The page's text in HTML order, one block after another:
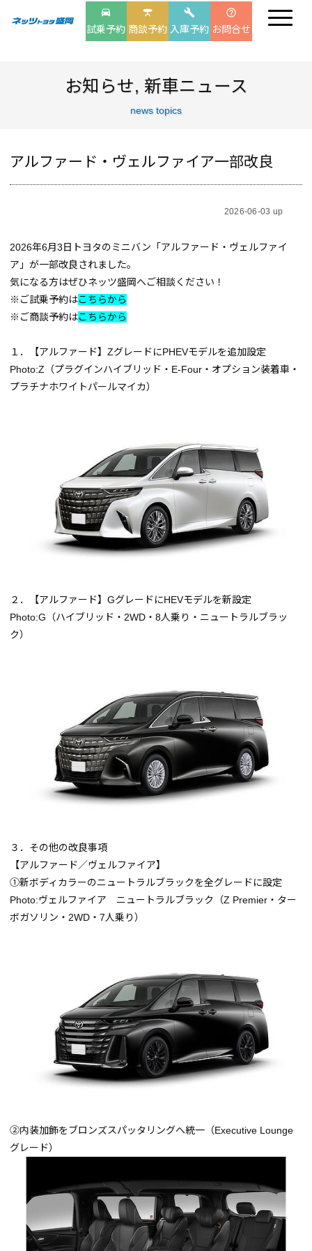
drive_eta
試乗予約
table_bar
商談予約
build
入庫予約
help_outline
お問合せ
お知らせ, 新車ニュース
news topics
アルファード・ヴェルファイア一部改良
2026-06-03 up
2026年6月3日トヨタのミニバン「アルファード・ヴェルファイ
ア」が一部改良されました。
気になる方はぜひネッツ盛岡へご相談ください！
※ご試乗予約はこちらから
※ご商談予約はこちらから
１．【アルファード】ZグレードにPHEVモデルを追加設定
Photo:Z （プラグインハイブリッド・E-Four・オプション装着車・
プラチナホワイトパールマイカ）
２．【アルファード】GグレードにHEVモデルを新設定
Photo:G （ハイブリッド・2WD・8人乗り・ニュートラルブラッ
ク）
３．その他の改良事項
【アルファード／ヴェルファイア】
➀新ボディカラーのニュートラルブラックを全グレードに設定
Photo:ヴェルファイア ニュートラルブラック
（Z Premier・ター
ボガソリン・2WD・7人乗り）
➁内装加飾をブロンズスパッタリングへ統一（Executive Lounge
グレード）